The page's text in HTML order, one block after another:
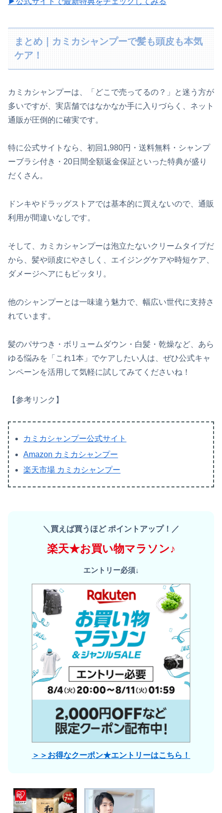
まとめ｜カミカシャンプーで髪も頭皮も本気
ケア！
カミカシャンプーは、「どこで売ってるの？」と迷う方が
多いですが、実店舗ではなかなか手に入りづらく、ネット
通販が圧倒的に確実です。
特に公式サイトなら、初回1,980円・送料無料・シャンプ
ーブラシ付き・20日間全額返金保証といった特典が盛り
だくさん。
ドンキやドラッグストアでは基本的に買えないので、通販
利用が間違いなしです。
そして、カミカシャンプーは泡立たないクリームタイプだ
から、髪や頭皮にやさしく、エイジングケアや時短ケア、
ダメージヘアにもピッタリ。
他のシャンプーとは一味違う魅力で、幅広い世代に支持さ
れています。
髪のパサつき・ボリュームダウン・白髪・乾燥など、あら
ゆる悩みを「これ1本」でケアしたい人は、ぜひ公式キャ
ンペーンを活用して気軽に試してみてくださいね！
【参考リンク】
カミカシャンプー公式サイト
Amazon カミカシャンプー
楽天市場 カミカシャンプー
＼買えば買うほど ポイントアップ！／
楽天★お買い物マラソン♪
エントリー必須↓
＞＞お得なクーポン★エントリーはこちら！